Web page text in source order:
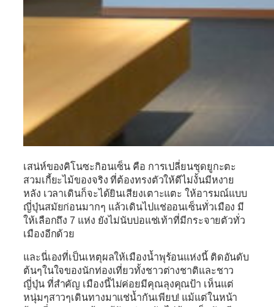
เสน่ห์ของคิโนซะกิอนเซ็น คือ การเปลี่ยนชุดยูกะตะ
สวมเกี้ยะไม้ของจริง ที่ต้องทรงตัวให้ดีไม่งั้นมีหงาย
หลัง เวลาเดินก็จะได้ยินเสียงเตาะแตะ ให้อารมณ์แบบ
ญี่ปุ่นสมัยก่อนมากๆ แล้วเดินไปแช่ออนเซ็นทั่วเมือง มี
ให้เลือกถึง 7 แห่ง ยังไม่นับบ่อแช่เท้าที่มีกระจายตัวทั่ว
เมืองอีกด้วย
และนี่เองที่เป็นเหตุผลให้เมืองน้ำพุร้อนแห่งนี้ ติดอันดับ
ต้นๆในใจของนักท่องเที่ยวทั้งชาวต่างชาติและชาว
ญี่ปุ่น ที่สำคัญ เมืองนี้ไม่ค่อยมีคุณลุงคุณป้า เห็นแต่
หนุ่มๆสาวๆเดินทางมาแช่น้ำกันเพียบ! แม้แต่ในหน้า